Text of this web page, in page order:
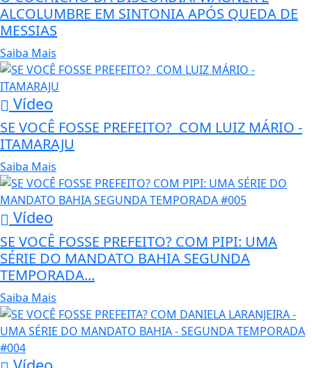
ALCOLUMBRE EM SINTONIA APÓS QUEDA DE
MESSIAS
Saiba Mais
Vídeo
SE VOCÊ FOSSE PREFEITO? COM LUIZ MÁRIO -
ITAMARAJU
Saiba Mais
Vídeo
SE VOCÊ FOSSE PREFEITO? COM PIPI: UMA
SÉRIE DO MANDATO BAHIA SEGUNDA
TEMPORADA...
Saiba Mais